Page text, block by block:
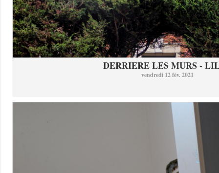
DERRIERE LES MURS -
vendredi 12 fév. 2021